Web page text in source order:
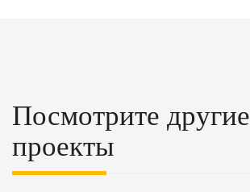
Посмотрите другие
проекты